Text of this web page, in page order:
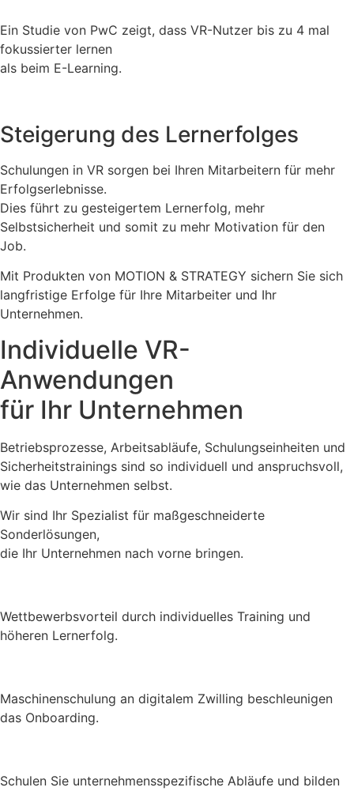
Ein Studie von PwC zeigt, dass VR-Nutzer bis zu 4 mal
fokussierter lernen
als beim E-Learning.
Steigerung des Lernerfolges
Schulungen in VR sorgen bei Ihren Mitarbeitern für mehr
Erfolgserlebnisse.
Dies führt zu gesteigertem Lernerfolg, mehr
Selbstsicherheit und somit zu mehr Motivation für den
Job.
Mit Produkten von MOTION & STRATEGY sichern Sie sich
langfristige Erfolge für Ihre Mitarbeiter und Ihr
Unternehmen.
Individuelle VR-
Anwendungen
für Ihr Unternehmen
Betriebsprozesse, Arbeitsabläufe, Schulungseinheiten und
Sicherheitstrainings sind so individuell und anspruchsvoll,
wie das Unternehmen selbst.
Wir sind Ihr Spezialist für maßgeschneiderte
Sonderlösungen,
die Ihr Unternehmen nach vorne bringen.
Wettbewerbsvorteil durch individuelles Training und
höheren Lernerfolg.
Maschinenschulung an digitalem Zwilling beschleunigen
das Onboarding.
Schulen Sie unternehmensspezifische Abläufe und bilden